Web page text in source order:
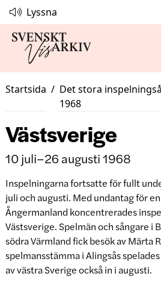
Lyssna
Startsida / Det stora
1968
Västsverige
10 juli–26 augusti 1968
Inspelningarna fortsatte för fullt
juli och augusti. Med undantag för
Ångermanland koncentrerades
Västsverige. Spelmän och sångare i
södra Värmland fick besök av Märta
spelmansstämma i Alingsås
av västra Sverige också in i augusti.